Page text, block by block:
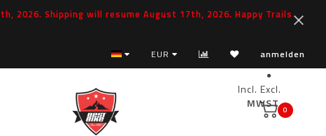
2026. Shipping will resume August 17th, 2026. Happy Trails
EUR anmelden
Incl. Excl.
MWST.0